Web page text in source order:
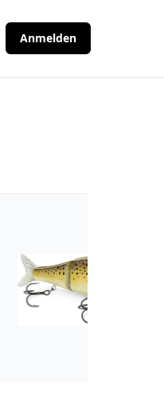
Anmelden